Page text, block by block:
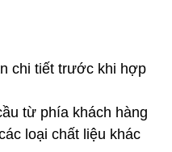
chi tiết trước khi hợp
từ phía khách hàng
loại chất liệu khác